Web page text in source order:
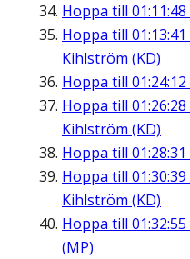
Hoppa till 01:11:48
Hoppa till 01:13:41
Kihlström (KD)
Hoppa till 01:24:12
Hoppa till 01:26:28
Kihlström (KD)
Hoppa till 01:28:31
Hoppa till 01:30:39
Kihlström (KD)
Hoppa till 01:32:55
(MP)